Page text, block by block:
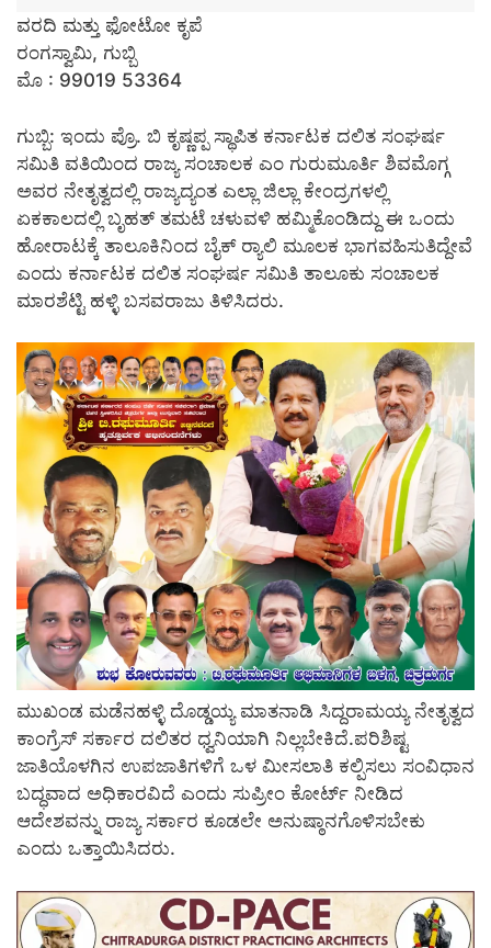
ವರದಿ ಮತ್ತು ಫೋಟೋ ಕೃಪೆ
ರಂಗಸ್ವಾಮಿ, ಗುಬ್ಬಿ
ಮೊ : 99019 53364
ಗುಬ್ಬಿ: ಇಂದು ಪ್ರೊ. ಬಿ ಕೃಷ್ಣಪ್ಪ ಸ್ಥಾಪಿತ ಕರ್ನಾಟಕ ದಲಿತ ಸಂಘರ್ಷ
ಸಮಿತಿ ವತಿಯಿಂದ ರಾಜ್ಯ ಸಂಚಾಲಕ ಎಂ ಗುರುಮೂರ್ತಿ ಶಿವಮೊಗ್ಗ
ಅವರ ನೇತೃತ್ವದಲ್ಲಿ ರಾಜ್ಯದ್ಯಂತ ಎಲ್ಲಾ ಜಿಲ್ಲಾ ಕೇಂದ್ರಗಳಲ್ಲಿ
ಏಕಕಾಲದಲ್ಲಿ ಬೃಹತ್ ತಮಟೆ ಚಳುವಳಿ ಹಮ್ಮಿಕೊಂಡಿದ್ದು ಈ ಒಂದು
ಹೋರಾಟಕ್ಕೆ ತಾಲೂಕಿನಿಂದ ಬೈಕ್ ರ‍್ಯಾಲಿ ಮೂಲಕ ಭಾಗವಹಿಸುತಿದ್ದೇವೆ
ಎಂದು ಕರ್ನಾಟಕ ದಲಿತ ಸಂಘರ್ಷ ಸಮಿತಿ ತಾಲೂಕು ಸಂಚಾಲಕ
ಮಾರಶೆಟ್ಟಿ ಹಳ್ಳಿ ಬಸವರಾಜು ತಿಳಿಸಿದರು.
ಮುಖಂಡ ಮಡೆನಹಳ್ಳಿ ದೊಡ್ಡಯ್ಯ ಮಾತನಾಡಿ ಸಿದ್ದರಾಮಯ್ಯ ನೇತೃತ್ವದ
ಕಾಂಗ್ರೆಸ್ ಸರ್ಕಾರ ದಲಿತರ ಧ್ವನಿಯಾಗಿ ನಿಲ್ಲಬೇಕಿದೆ.ಪರಿಶಿಷ್ಟ
ಜಾತಿಯೊಳಗಿನ ಉಪಜಾತಿಗಳಿಗೆ ಒಳ ಮೀಸಲಾತಿ ಕಲ್ಪಿಸಲು ಸಂವಿಧಾನ
ಬದ್ಧವಾದ ಅಧಿಕಾರವಿದೆ ಎಂದು ಸುಪ್ರೀಂ ಕೋರ್ಟ್ ನೀಡಿದ
ಆದೇಶವನ್ನು ರಾಜ್ಯ ಸರ್ಕಾರ ಕೂಡಲೇ ಅನುಷ್ಠಾನಗೊಳಿಸಬೇಕು
ಎಂದು ಒತ್ತಾಯಿಸಿದರು.